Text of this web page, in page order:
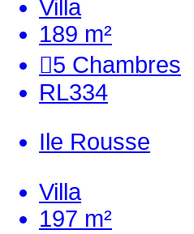
Villa
189 m²
5 Chambres
RL334
Ile Rousse
Villa
197 m²